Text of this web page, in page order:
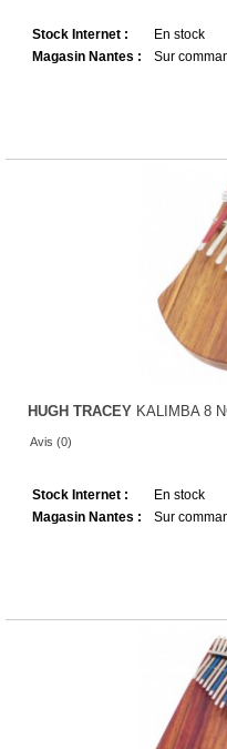
Stock Internet :
En stock
Magasin Nantes :
Sur
HUGH TRACEY KALIMBA 8
Avis (0)
Stock Internet :
En stock
Magasin Nantes :
Sur